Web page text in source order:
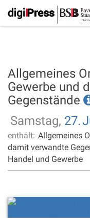
Allgemeines
Gewerbe und
Gegenstände
Samstag, 27.
enthält: Allgemeines
damit verwandte
Handel und Gewerbe